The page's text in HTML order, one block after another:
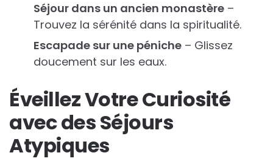
Séjour dans un ancien monastère –
Trouvez la sérénité dans la spiritualité.
Escapade sur une péniche – Glissez
doucement sur les eaux.
Éveillez Votre Curiosité
avec des Séjours
Atypiques